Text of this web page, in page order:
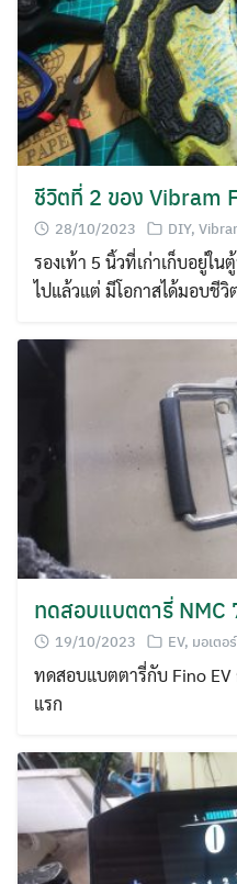
for:
ชีวิตที่ 2 ของ Vibram
28/10/2023 DIY,
รองเท้า 5 นิ้วที่เก่าเก็บอยู่ใ
ไปแล้วแต่ มีโอกาสได้มอบชี
ทดสอบแบตตารี่
19/10/2023 EV, มอเตอ
ทดสอบแบตตารี่กับ Fino EV
แรก